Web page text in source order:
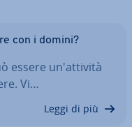
con i domini?
essere un'at­ti­vi­tà
Vi…
Leggi di più